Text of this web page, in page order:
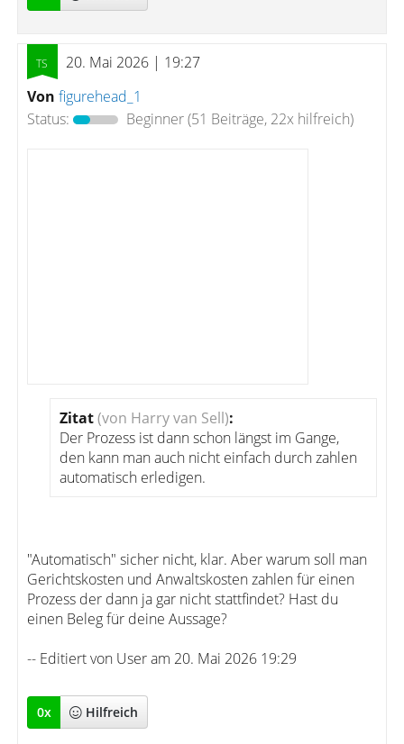
20. Mai 2026 | 19:27
Von figurehead_1
Status:
Beginner(51 Beiträge, 22x hilfreich)
Zitat(von Harry van Sell):
Der Prozess ist dann schon längst im Gange,
den kann man auch nicht einfach durch zahlen
automatisch erledigen.
"Automatisch" sicher nicht, klar. Aber warum soll man
Gerichtskosten und Anwaltskosten zahlen für einen
Prozess der dann ja gar nicht stattfindet? Hast du
einen Beleg für deine Aussage?
-- Editiert von User am 20. Mai 2026 19:29
0x Hilfreich